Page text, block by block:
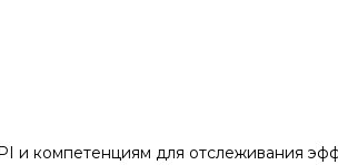
и компетенциям для отслеживания